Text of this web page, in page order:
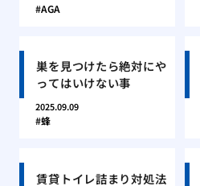
AGA
巣を見つけたら絶対にや
ってはいけない事
2025.09.09
蜂
賃貸トイレ詰まり対処法